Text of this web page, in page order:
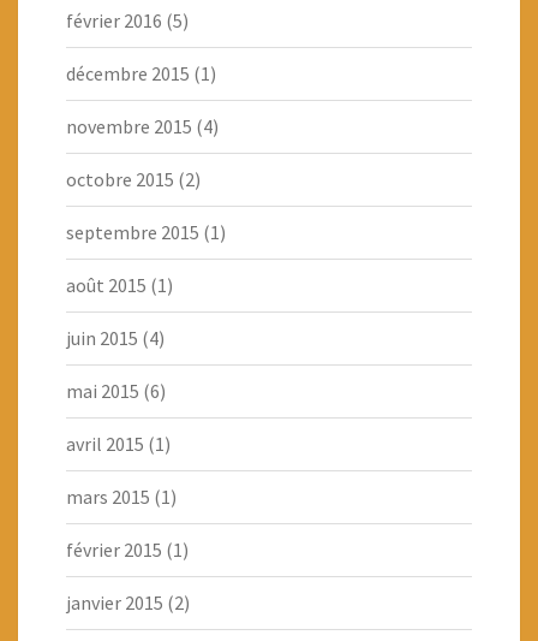
février 2016 (5)
décembre 2015 (1)
novembre 2015 (4)
octobre 2015 (2)
septembre 2015 (1)
août 2015 (1)
juin 2015 (4)
mai 2015 (6)
avril 2015 (1)
mars 2015 (1)
février 2015 (1)
janvier 2015 (2)